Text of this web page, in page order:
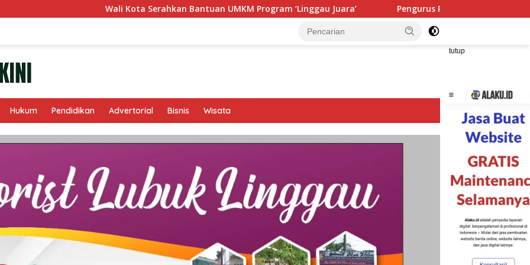
Wali Kota Serahkan Bantuan UMKM Program ‘Linggau Juara’ Pengurus PWI Ogan Ilir Masa Bakti 2026–2029 Resmi
tutup
Hukum Pendidikan Advertorial Bisnis Wisata